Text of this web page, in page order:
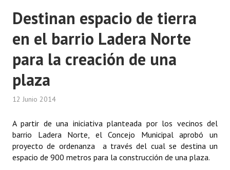
Destinan espacio de tierra
en el barrio Ladera Norte
para la creación de una
plaza
12 Junio 2014
A partir de una iniciativa planteada por los vecinos del
barrio Ladera Norte, el Concejo Municipal aprobó un
proyecto de ordenanza a través del cual se destina un
espacio de 900 metros para la construcción de una plaza.